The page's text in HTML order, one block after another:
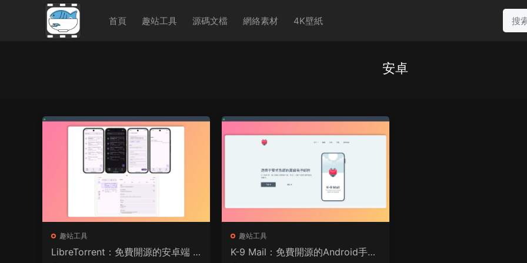
首頁 趣站工具 源碼文檔 網絡素材 4K壁紙
安卓
趣站工具
LibreTorrent：免費開源的安卓端 B
趣站工具
K-9 Mail：免費開源的Android手機